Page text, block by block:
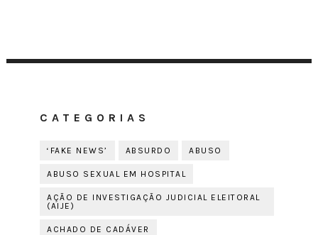
CATEGORIAS
‘FAKE NEWS’ ABSURDO ABUSO
ABUSO SEXUAL EM HOSPITAL
AÇÃO DE INVESTIGAÇÃO JUDICIAL ELEITORAL
(AIJE)
ACHADO DE CADÁVER